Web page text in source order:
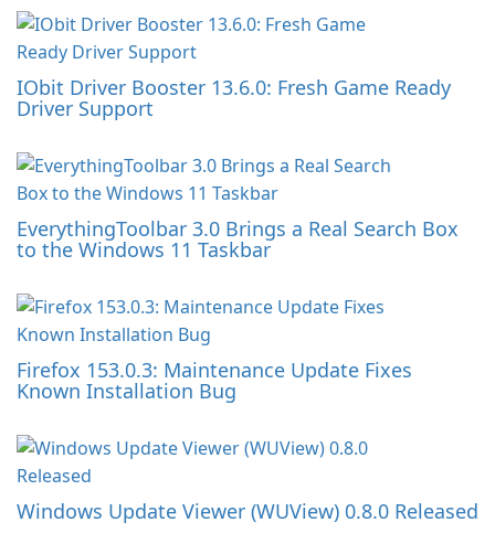
IObit Driver Booster 13.6.0: Fresh Game Ready
Driver Support
EverythingToolbar 3.0 Brings a Real Search Box
to the Windows 11 Taskbar
Firefox 153.0.3: Maintenance Update Fixes
Known Installation Bug
Windows Update Viewer (WUView) 0.8.0 Released